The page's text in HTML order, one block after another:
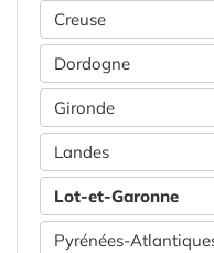
Creuse
Dordogne
Gironde
Landes
Lot-et-Garonne
Pyrénées-